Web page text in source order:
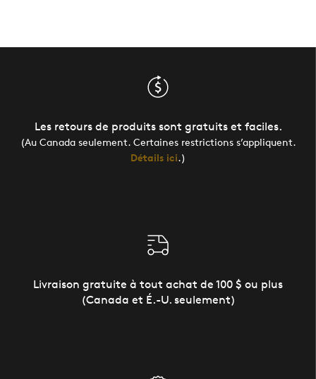
Les retours de produits sont gratuits et faciles.
(Au Canada seulement. Certaines restrictions s’appliquent.
Détails ici.)
Livraison gratuite à tout achat de 100 $ ou plus
(Canada et É.-U. seulement)